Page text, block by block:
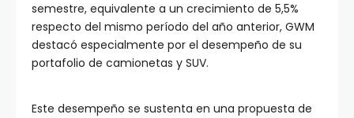
semestre, equivalente a un crecimiento de 5,5%
respecto del mismo período del año anterior, GWM
destacó especialmente por el desempeño de su
portafolio de camionetas y SUV.
Este desempeño se sustenta en una propuesta de